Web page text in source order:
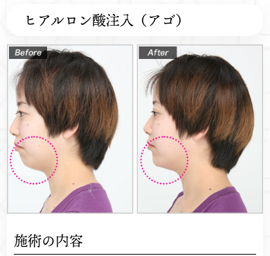
ヒアルロン酸注入（アゴ）
施術の内容